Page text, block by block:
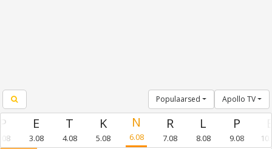
Populaarsed Apollo TV
3.08 4.08 5.08 6.08 7.08 8.08 9.08